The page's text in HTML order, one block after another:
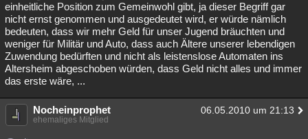
einheitliche Position zum Gemeinwohl gibt, ja dieser Begriff gar
nicht ernst genommen und ausgedeutet wird, er würde nämlich
bedeuten, dass wir mehr Geld für unser Jugend bräuchten und
weniger für Militär und Auto, dass auch Ältere unserer lebendigen
Zuwendung bedürften und nicht als leistenslose Automaten ins
Altersheim abgeschoben würden, dass Geld nicht alles und immer
das erste wäre, ...
Nocheinprophet 06.05.2010 um 21:13
ehemaliges Mitglied